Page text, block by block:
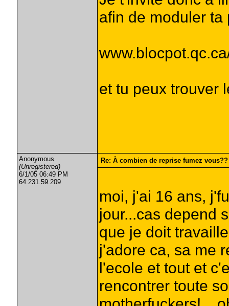
afin de moduler ta
et tu peux trouver
Anonymous
(Unregistered)
6/1/05 06:49 PM
64.231.59.209
Re: À combien de reprise fumez vous??
moi, j'ai 16 ans,
jour...cas depend
que je doit
j'adore ca, sa me
l'ecole et tout et
rencontrer toute